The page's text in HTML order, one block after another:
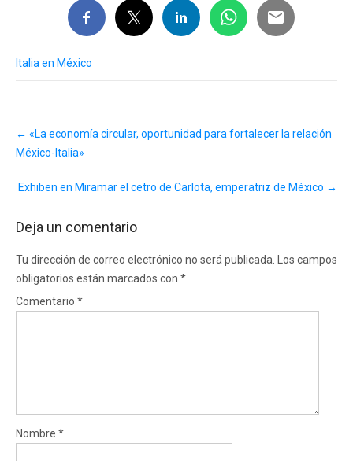
Italia en México
navigation
← «La economía circular, oportunidad para fortalecer la relación
México-Italia»
Exhiben en Miramar el cetro de Carlota, emperatriz de México →
Deja un comentario
Tu dirección de correo electrónico no será publicada.
Los campos
obligatorios están marcados con *
Comentario *
Nombre *